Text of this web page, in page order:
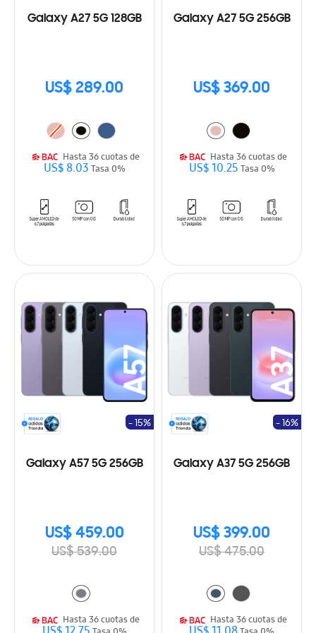
Galaxy A27 5G 128GB
US$ 289.00
Hasta 36 cuotas de
US$ 8.03Tasa 0%
Galaxy A27 5G 256GB
US$ 369.00
Hasta 36 cuotas de
US$ 10.25Tasa 0%
Galaxy A57 5G 256GB
US$ 459.00
US$ 539.00
- 15%
Hasta 36 cuotas de
Galaxy A37 5G 256GB
US$ 399.00
US$ 475.00
- 16%
Hasta 36 cuotas de